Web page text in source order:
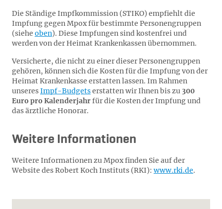
Die Ständige Impfkommission (STIKO) empfiehlt die
Impfung gegen Mpox für bestimmte Personengruppen
(siehe oben). Diese Impfungen sind kostenfrei und
werden von der Heimat Krankenkassen übernommen.
Versicherte, die nicht zu einer dieser Personengruppen
gehören, können sich die Kosten für die Impfung von der
Heimat Krankenkasse erstatten lassen. Im Rahmen
unseresImpf-Budgetserstatten wir Ihnen bis zu 300
Euro pro Kalenderjahrfür die Kosten der Impfung und
das ärztliche Honorar.
Weitere Informationen
Weitere Informationen zu Mpox finden Sie auf der
Website des Robert Koch Instituts (RKI): www.rki.de.